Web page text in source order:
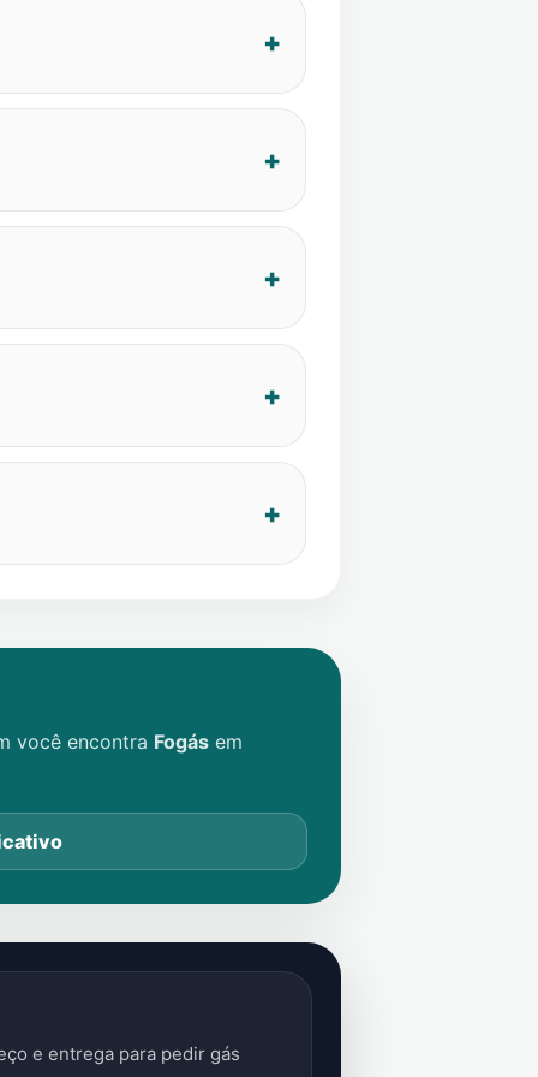
você encontra Fogás em
e entrega para pedir gás